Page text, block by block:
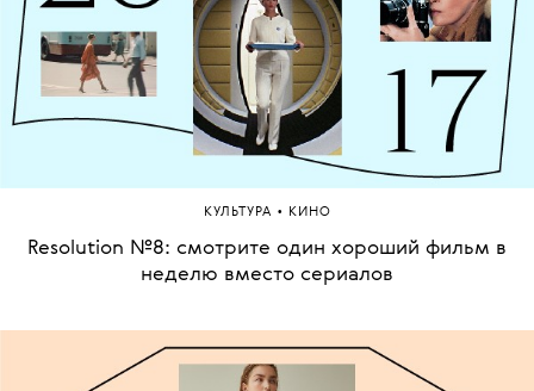
КУЛЬТУРА • КИНО
Resolution №8: смотрите один хороший фильм в
неделю вместо сериалов